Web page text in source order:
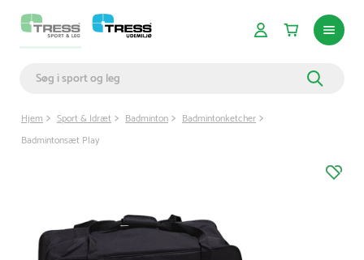
Hjem Sport & Idræt Badminton
Badmintonketcher
Badmintonsæt Play